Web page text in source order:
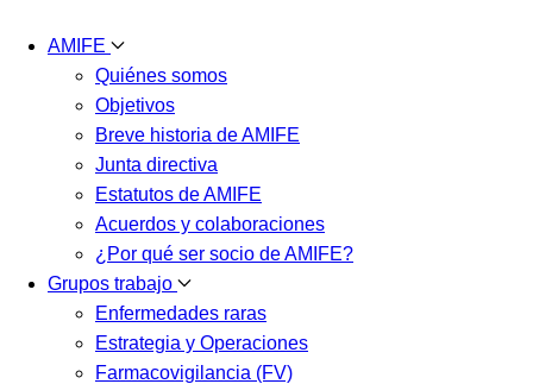
AMIFE
Quiénes somos
Objetivos
Breve historia de AMIFE
Junta directiva
Estatutos de AMIFE
Acuerdos y colaboraciones
¿Por qué ser socio de AMIFE?
Grupos trabajo
Enfermedades raras
Estrategia y Operaciones
Farmacovigilancia (FV)